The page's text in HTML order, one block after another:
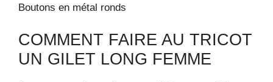
Boutons en métal ronds
COMMENT FAIRE AU TRICOT
UN GILET LONG FEMME